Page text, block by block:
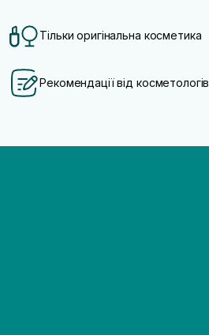
Тільки оригінальна косметика
Рекомендації від косметологів